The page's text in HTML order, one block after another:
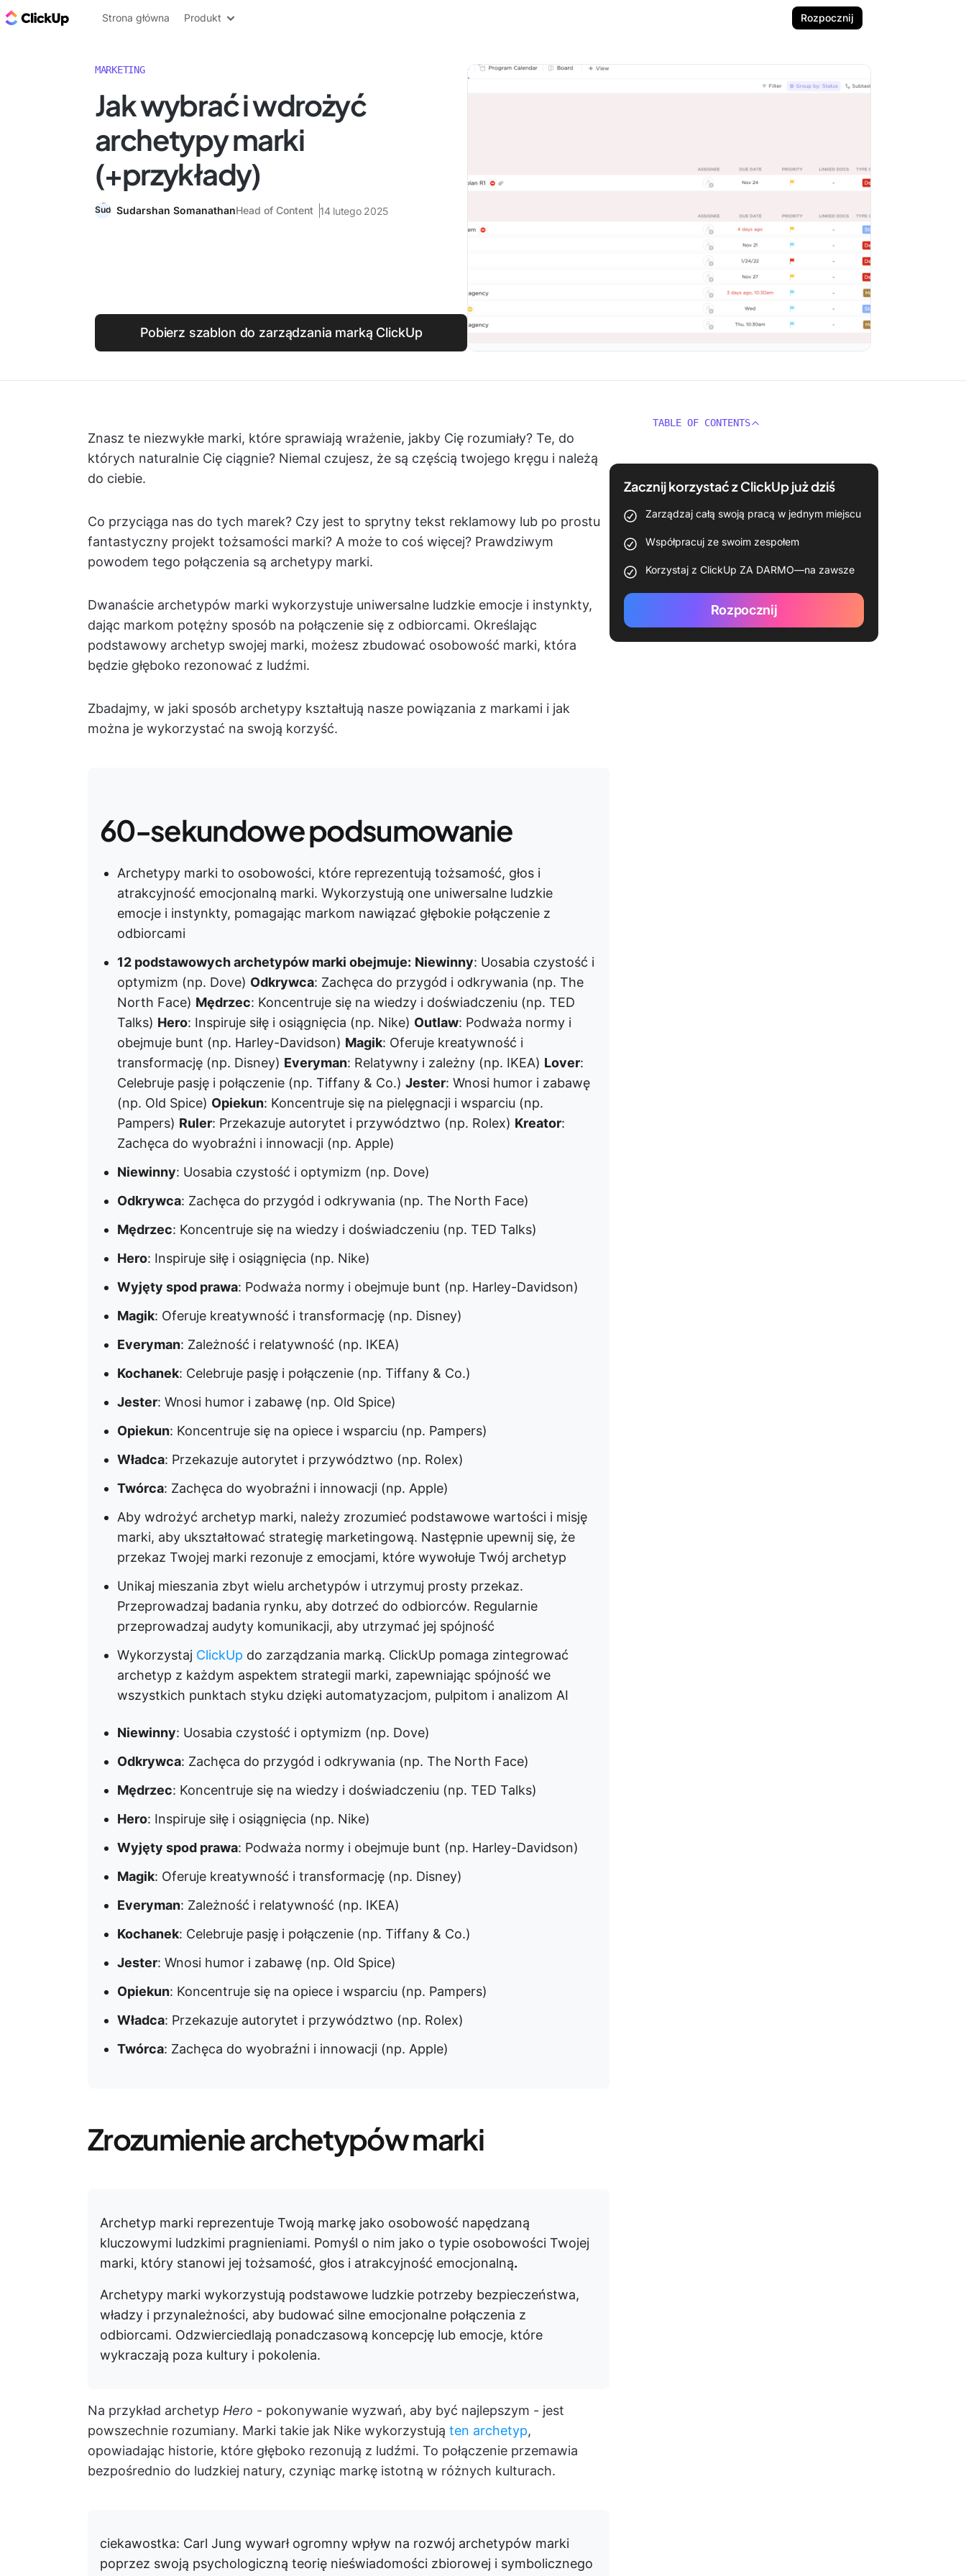
ClickUp Blog
Strona główna Produkt Rozpocznij
MARKETING
Jak wybrać i wdrożyć
archetypy marki
(+przykłady)
Sudarshan SomanathanHead of Content 14 lutego 2025
Pobierz szablon do zarządzania marką ClickUp
Znasz te niezwykłe marki, które sprawiają wrażenie, jakby Cię rozumiały? Te, do
których naturalnie Cię ciągnie? Niemal czujesz, że są częścią twojego kręgu i należą
do ciebie.
Co przyciąga nas do tych marek? Czy jest to sprytny tekst reklamowy lub po prostu
fantastyczny projekt tożsamości marki? A może to coś więcej? Prawdziwym
powodem tego połączenia są archetypy marki.
Dwanaście archetypów marki wykorzystuje uniwersalne ludzkie emocje i instynkty,
dając markom potężny sposób na połączenie się z odbiorcami. Określając
podstawowy archetyp swojej marki, możesz zbudować osobowość marki, która
będzie głęboko rezonować z ludźmi.
Zbadajmy, w jaki sposób archetypy kształtują nasze powiązania z markami i jak
można je wykorzystać na swoją korzyść.
60-sekundowe podsumowanie
Archetypy marki to osobowości, które reprezentują tożsamość, głos i
atrakcyjność emocjonalną marki. Wykorzystują one uniwersalne ludzkie
emocje i instynkty, pomagając markom nawiązać głębokie połączenie z
odbiorcami
12 podstawowych archetypów marki obejmuje: Niewinny: Uosabia czystość i
optymizm (np. Dove) Odkrywca: Zachęca do przygód i odkrywania (np. The
North Face) Mędrzec: Koncentruje się na wiedzy i doświadczeniu (np. TED
Talks) Hero: Inspiruje siłę i osiągnięcia (np. Nike) Outlaw: Podważa normy i
obejmuje bunt (np. Harley-Davidson) Magik: Oferuje kreatywność i
transformację (np. Disney) Everyman: Relatywny i zależny (np. IKEA) Lover:
Celebruje pasję i połączenie (np. Tiffany & Co.) Jester: Wnosi humor i zabawę
(np. Old Spice) Opiekun: Koncentruje się na pielęgnacji i wsparciu (np.
Pampers) Ruler: Przekazuje autorytet i przywództwo (np. Rolex) Kreator:
Zachęca do wyobraźni i innowacji (np. Apple)
Niewinny: Uosabia czystość i optymizm (np. Dove)
Odkrywca: Zachęca do przygód i odkrywania (np. The North Face)
Mędrzec: Koncentruje się na wiedzy i doświadczeniu (np. TED Talks)
Hero: Inspiruje siłę i osiągnięcia (np. Nike)
Wyjęty spod prawa: Podważa normy i obejmuje bunt (np. Harley-Davidson)
Magik: Oferuje kreatywność i transformację (np. Disney)
Everyman: Zależność i relatywność (np. IKEA)
Kochanek: Celebruje pasję i połączenie (np. Tiffany & Co.)
Jester: Wnosi humor i zabawę (np. Old Spice)
Opiekun: Koncentruje się na opiece i wsparciu (np. Pampers)
Władca: Przekazuje autorytet i przywództwo (np. Rolex)
Twórca: Zachęca do wyobraźni i innowacji (np. Apple)
Aby wdrożyć archetyp marki, należy zrozumieć podstawowe wartości i misję
marki, aby ukształtować strategię marketingową. Następnie upewnij się, że
przekaz Twojej marki rezonuje z emocjami, które wywołuje Twój archetyp
Unikaj mieszania zbyt wielu archetypów i utrzymuj prosty przekaz.
Przeprowadzaj badania rynku, aby dotrzeć do odbiorców. Regularnie
przeprowadzaj audyty komunikacji, aby utrzymać jej spójność
Wykorzystaj ClickUp do zarządzania marką. ClickUp pomaga zintegrować
archetyp z każdym aspektem strategii marki, zapewniając spójność we
wszystkich punktach styku dzięki automatyzacjom, pulpitom i analizom AI
Niewinny: Uosabia czystość i optymizm (np. Dove)
Odkrywca: Zachęca do przygód i odkrywania (np. The North Face)
Mędrzec: Koncentruje się na wiedzy i doświadczeniu (np. TED Talks)
Hero: Inspiruje siłę i osiągnięcia (np. Nike)
Wyjęty spod prawa: Podważa normy i obejmuje bunt (np. Harley-Davidson)
Magik: Oferuje kreatywność i transformację (np. Disney)
Everyman: Zależność i relatywność (np. IKEA)
Kochanek: Celebruje pasję i połączenie (np. Tiffany & Co.)
Jester: Wnosi humor i zabawę (np. Old Spice)
Opiekun: Koncentruje się na opiece i wsparciu (np. Pampers)
Władca: Przekazuje autorytet i przywództwo (np. Rolex)
Twórca: Zachęca do wyobraźni i innowacji (np. Apple)
Zrozumienie archetypów marki
Archetyp marki reprezentuje Twoją markę jako osobowość napędzaną
kluczowymi ludzkimi pragnieniami. Pomyśl o nim jako o typie osobowości Twojej
marki, który stanowi jej tożsamość, głos i atrakcyjność emocjonalną.
Archetypy marki wykorzystują podstawowe ludzkie potrzeby bezpieczeństwa,
władzy i przynależności, aby budować silne emocjonalne połączenia z
odbiorcami. Odzwierciedlają ponadczasową koncepcję lub emocje, które
wykraczają poza kultury i pokolenia.
Na przykład archetyp Hero - pokonywanie wyzwań, aby być najlepszym - jest
powszechnie rozumiany. Marki takie jak Nike wykorzystują ten archetyp,
opowiadając historie, które głęboko rezonują z ludźmi. To połączenie przemawia
bezpośrednio do ludzkiej natury, czyniąc markę istotną w różnych kulturach.
ciekawostka: Carl Jung wywarł ogromny wpływ na rozwój archetypów marki
poprzez swoją psychologiczną teorię nieświadomości zbiorowej i symbolicznego
TABLE OF CONTENTS
Zacznij korzystać z ClickUp już dziś
Zarządzaj całą swoją pracą w jednym miejscu
Współpracuj ze swoim zespołem
Korzystaj z ClickUp ZA DARMO—na zawsze
Rozpocznij